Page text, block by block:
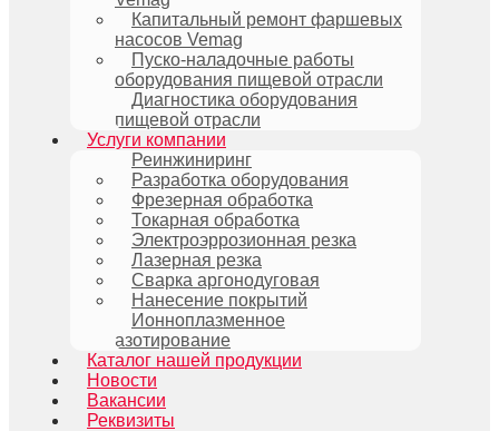
Капитальный ремонт фаршевых
насосов Vemag
Пуско-наладочные работы
оборудования пищевой отрасли
Диагностика оборудования
пищевой отрасли
Услуги компании
Реинжиниринг
Разработка оборудования
Фрезерная обработка
Токарная обработка
Электроэррозионная резка
Лазерная резка
Сварка аргонодуговая
Нанесение покрытий
Ионноплазменное
азотирование
Каталог нашей продукции
Новости
Вакансии
Реквизиты